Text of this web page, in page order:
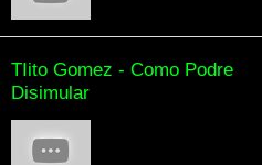
TIito Gomez - Como Podre
Disimular